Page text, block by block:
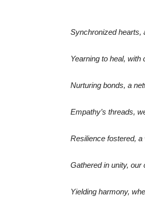
Synchronized hearts,
Yearning to heal, with
Nurturing bonds, a
Empathy’s threads,
Resilience fostered, a
Gathered in unity, our
Yielding harmony,